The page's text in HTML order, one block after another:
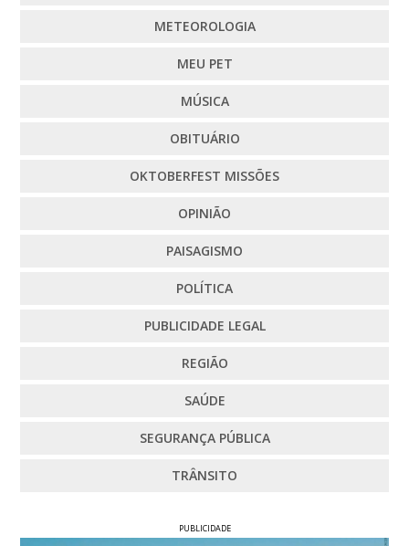
METEOROLOGIA
MEU PET
MÚSICA
OBITUÁRIO
OKTOBERFEST MISSÕES
OPINIÃO
PAISAGISMO
POLÍTICA
PUBLICIDADE LEGAL
REGIÃO
SAÚDE
SEGURANÇA PÚBLICA
TRÂNSITO
PUBLICIDADE